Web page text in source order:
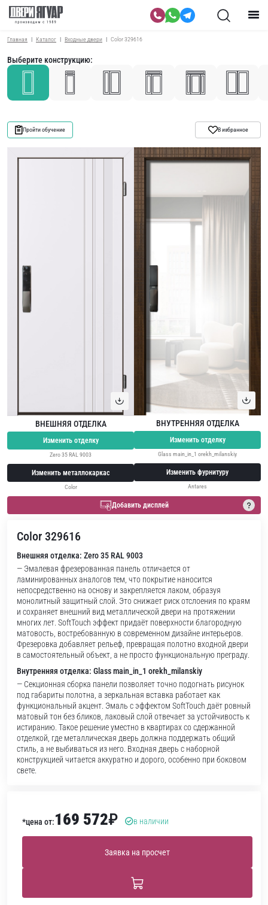
Главная Каталог Входные двери Color 329616
Выберите конструкцию:
Пройти обучение В избранное
ВНЕШНЯЯ ОТДЕЛКА
Изменить отделку
Zero 35 RAL 9003
Изменить металлокаркас
Color
ВНУТРЕННЯЯ ОТДЕЛКА
Изменить отделку
Glass main_in_1 orekh_milanskiy
Изменить фурнитуру
Antares
Добавить дисплей
Color 329616
Внешняя отделка: Zero 35 RAL 9003
— Эмалевая фрезерованная панель отличается от
ламинированных аналогов тем, что покрытие наносится
непосредственно на основу и закрепляется лаком, образуя
монолитный защитный слой. Это снижает риск отслоения по краям
и сохраняет внешний вид металлической двери на протяжении
многих лет. SoftTouch эффект придаёт поверхности благородную
матовость, востребованную в современном дизайне интерьеров.
Фрезеровка добавляет рельеф, превращая полотно входной двери
в самостоятельный объект, а не просто функциональную преграду.
Внутренняя отделка: Glass main_in_1 orekh_milanskiy
— Секционная сборка панели позволяет точно подогнать рисунок
под габариты полотна, а зеркальная вставка работает как
функциональный акцент. Эмаль с эффектом SoftTouch даёт ровный
матовый тон без бликов, лаковый слой отвечает за устойчивость к
истиранию. Такое решение уместно в квартирах со сдержанной
отделкой, где металлическая дверь должна поддержать общий
стиль, а не выбиваться из него. Входная дверь с наборной
конструкцией читается аккуратно и дорого, особенно при боковом
свете.
*цена от:169 572₽ в наличии
Заявка на просчет